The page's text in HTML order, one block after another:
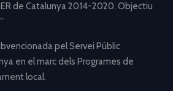
de Catalunya 2014-2020. Objectiu
pel Servei Públic
en el marc dels Programes de
local.